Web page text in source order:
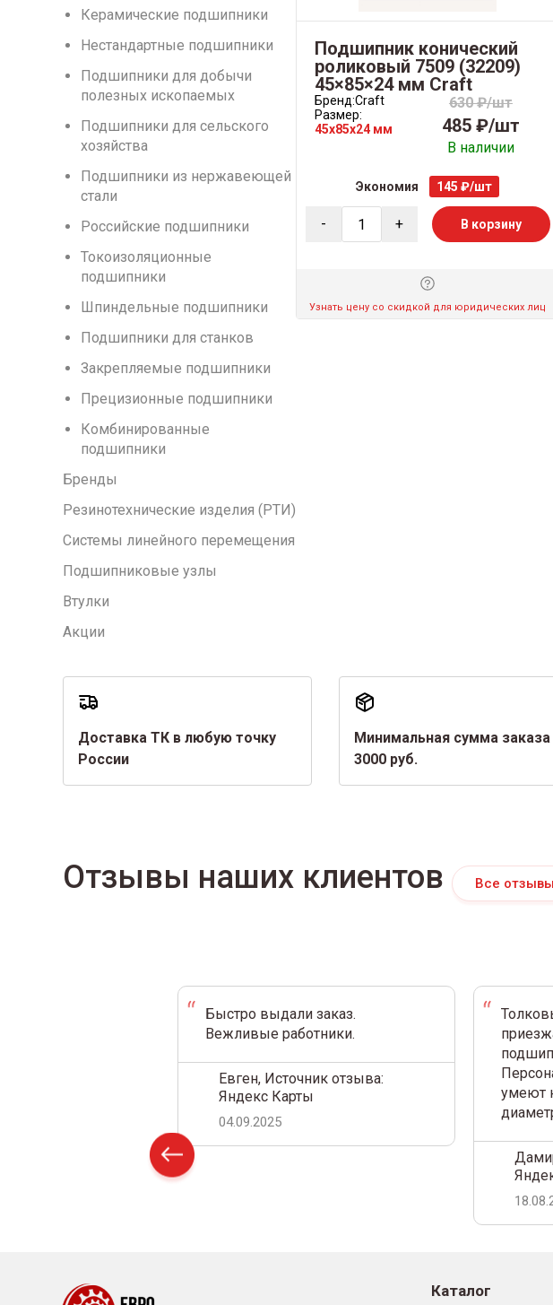
Керамические подшипники
Нестандартные подшипники
Подшипники для добычи
полезных ископаемых
Подшипники для сельского
хозяйства
Подшипники из нержавеющей
стали
Российские подшипники
Токоизоляционные
подшипники
Шпиндельные подшипники
Подшипники для станков
Закрепляемые подшипники
Прецизионные подшипники
Комбинированные
подшипники
Бренды
Резинотехнические изделия (РТИ)
Системы линейного перемещения
Подшипниковые узлы
Втулки
Акции
Подшипник конический
роликовый 7509 (32209)
45×85×24 мм Craft
Бренд:Craft
Размер:
45x85x24 мм
630 ₽/шт
485 ₽/шт
В наличии
Экономия 145 ₽/шт
- + В корзину
Узнать цену со скидкой для юридических лиц
Доставка ТК в любую точку
России
Минимальная сумма заказа
3000 руб.
Отзывы наших клиентов Все отзывы
Быстро выдали заказ.
Вежливые работники.
Евген, Источник отзыва:
Яндекс Карты
04.09.2025
умеют
Каталог